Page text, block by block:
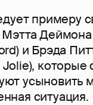
примеру
и Брэда
которые
усыновить
ситуация.